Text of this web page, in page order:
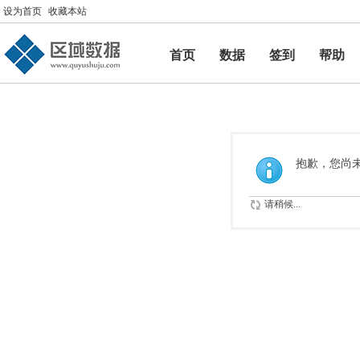
设为首页 收藏本站
首页 数据 签到
帮助
帮助
抱歉，您尚
请稍候...